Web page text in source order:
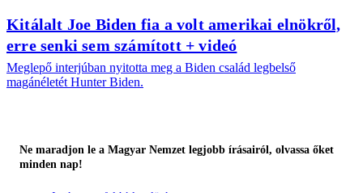
Kitálalt Joe Biden fia a volt amerikai elnökről,
erre senki sem számított + videó
Meglepő interjúban nyitotta meg a Biden család legbelső
magánéletét Hunter Biden.
Ne maradjon le a Magyar Nemzet legjobb írásairól, olvassa őket
minden nap!